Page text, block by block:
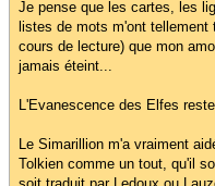
Je pense que les cartes, les
listes de mots m'ont tellement
cours de lecture) que mon
jamais éteint...
L'Evanescence des Elfes
Le Simarillion m'a vraiment
Tolkien comme un tout, qu'il